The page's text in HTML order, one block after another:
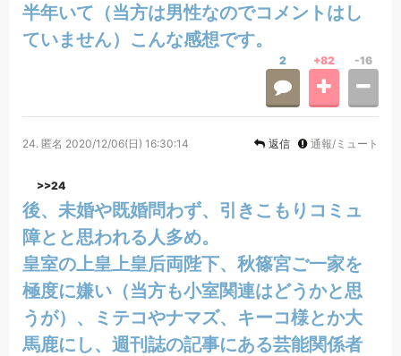
半年いて（当方は男性なのでコメントはし
ていません）こんな感想です。
2 +82 -16
24. 匿名 2020/12/06(日) 16:30:14 返信 通報/ミュート
>>24
後、未婚や既婚問わず、引きこもりコミュ
障とと思われる人多め。
皇室の上皇上皇后両陛下、秋篠宮ご一家を
極度に嫌い（当方も小室関連はどうかと思
うが）、ミテコやナマズ、キーコ様とか大
馬鹿にし、週刊誌の記事にある芸能関係者